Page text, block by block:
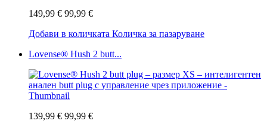
149,99 € 99,99 €
Добави в количката Количка за пазаруване
Lovense® Hush 2 butt...
139,99 € 99,99 €